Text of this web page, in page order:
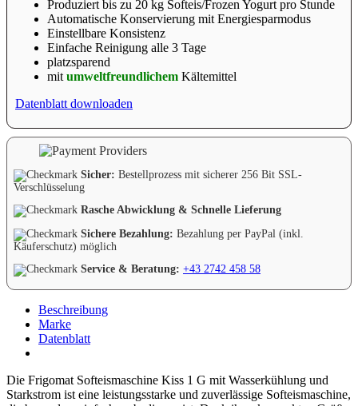
Produziert bis zu 20 kg Softeis/Frozen Yogurt pro Stunde
Automatische Konservierung mit Energiesparmodus
Einstellbare Konsistenz
Einfache Reinigung alle 3 Tage
platzsparend
mit umweltfreundlichem Kältemittel
Datenblatt downloaden
Sicher: Bestellprozess mit sicherer 256 Bit SSL-
Verschlüsselung
Rasche Abwicklung & Schnelle Lieferung
Sichere Bezahlung: Bezahlung per PayPal (inkl.
Käuferschutz) möglich
Service & Beratung: +43 2742 458 58
Beschreibung
Marke
Datenblatt
Die Frigomat Softeismaschine Kiss 1 G mit Wasserkühlung und
Starkstrom ist eine leistungsstarke und zuverlässige Softeismaschine,